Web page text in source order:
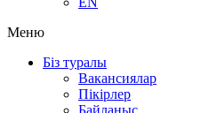
Меню
Біз туралы
Вакансиялар
Пікірлер
Байланыс